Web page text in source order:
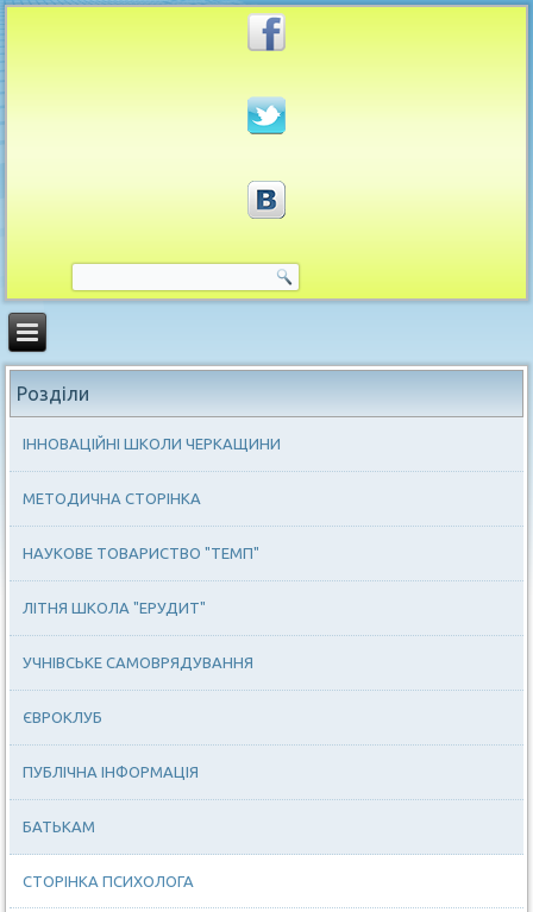
Розділи
ІННОВАЦІЙНІ ШКОЛИ ЧЕРКАЩИНИ
МЕТОДИЧНА СТОРІНКА
НАУКОВЕ ТОВАРИСТВО "ТЕМП"
ЛІТНЯ ШКОЛА "ЕРУДИТ"
УЧНІВСЬКЕ САМОВРЯДУВАННЯ
ЄВРОКЛУБ
ПУБЛІЧНА ІНФОРМАЦІЯ
БАТЬКАМ
СТОРІНКА ПСИХОЛОГА